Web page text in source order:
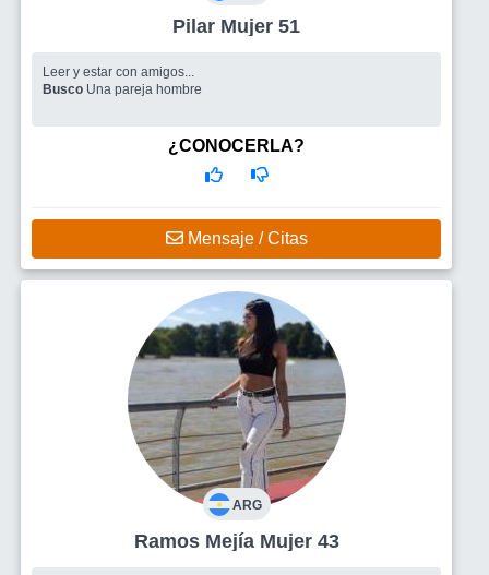
Pilar Mujer 51
Leer y estar con amigos...
Busco Una pareja hombre
¿CONOCERLA?
Mensaje / Citas
ARG
Ramos Mejía Mujer 43